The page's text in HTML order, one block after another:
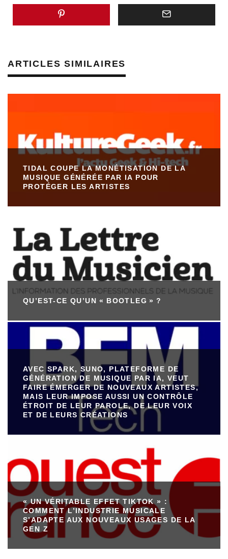
ARTICLES SIMILAIRES
TIDAL COUPE LA MONÉTISATION DE LA
MUSIQUE GÉNÉRÉE PAR IA POUR
PROTÉGER LES ARTISTES
QU’EST-CE QU’UN « BOOTLEG » ?
AVEC SPARK, SUNO, PLATEFORME DE
GÉNÉRATION DE MUSIQUE PAR IA, VEUT
FAIRE ÉMERGER DE NOUVEAUX ARTISTES,
MAIS LEUR IMPOSE AUSSI UN CONTRÔLE
ÉTROIT DE LEUR PAROLE, DE LEUR VOIX
ET DE LEURS CRÉATIONS
« UN VÉRITABLE EFFET TIKTOK » :
COMMENT L’INDUSTRIE MUSICALE
S’ADAPTE AUX NOUVEAUX USAGES DE LA
GEN Z